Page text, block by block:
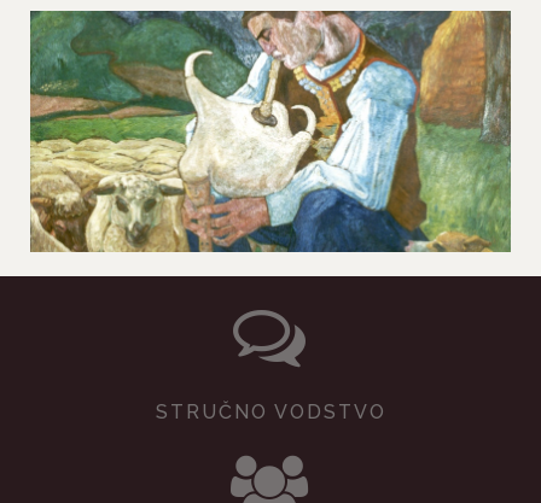
STRUČNO VODSTVO